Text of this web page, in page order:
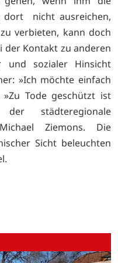
dort nicht ausreichen,
verbieten, kann doch
der Kontakt zu anderen
und sozialer Hinsicht
»Ich möchte einfach
Tode geschützt ist
städteregionale
Ziemons. Die
Sicht beleuchten